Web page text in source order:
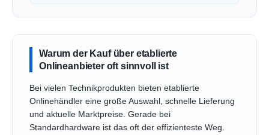
Warum der Kauf über etablierte
Onlineanbieter oft sinnvoll ist
Bei vielen Technikprodukten bieten etablierte
Onlinehändler eine große Auswahl, schnelle Lieferung
und aktuelle Marktpreise. Gerade bei
Standardhardware ist das oft der effizienteste Weg.